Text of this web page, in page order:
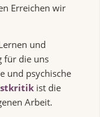
Erreichen wir
und
für die uns
und psychische
ist die
Arbeit.